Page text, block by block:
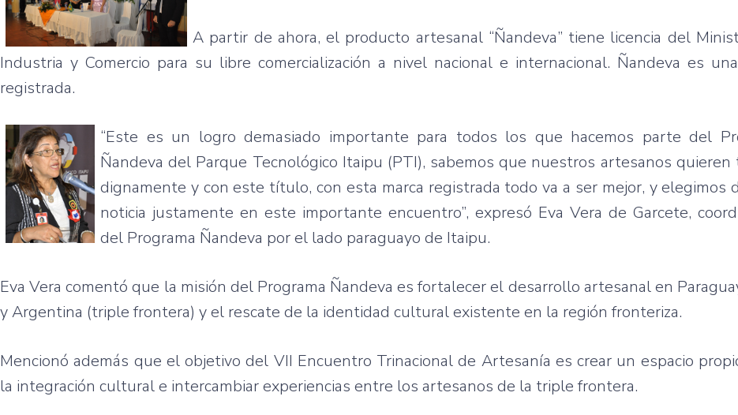
A partir de ahora, el producto artesanal “Ñandeva” tiene licencia del
Industria y Comercio para su libre comercialización a nivel nacional e internacional. Ñandeva es
registrada.
“Este es un logro demasiado importante para todos los que hacemos parte del
Ñandeva del Parque Tecnológico Itaipu (PTI), sabemos que nuestros artesanos quieren
dignamente y con este título, con esta marca registrada todo va a ser mejor, y elegimos
noticia justamente en este importante encuentro”, expresó Eva Vera de Garcete,
del Programa Ñandeva por el lado paraguayo de Itaipu.
Eva Vera comentó que la misión del Programa Ñandeva es fortalecer el desarrollo artesanal en
y Argentina (triple frontera) y el rescate de la identidad cultural existente en la región fronteriza.
Mencionó además que el objetivo del VII Encuentro Trinacional de Artesanía es crear un espacio
la integración cultural e intercambiar experiencias entre los artesanos de la triple frontera.